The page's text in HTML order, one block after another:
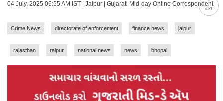
ટોચ
04 July, 2025 06:55 AM IST | Jaipur | Gujarati Mid-day Online Correspondent
Crime News directorate of enforcement finance news jaipur
rajasthan raipur national news news bhopal